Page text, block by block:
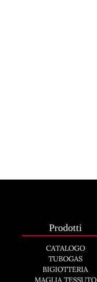
Prodotti
CATALOGO
TUBOGAS
BIGIOTTERIA
MAGLIA TESSUTO